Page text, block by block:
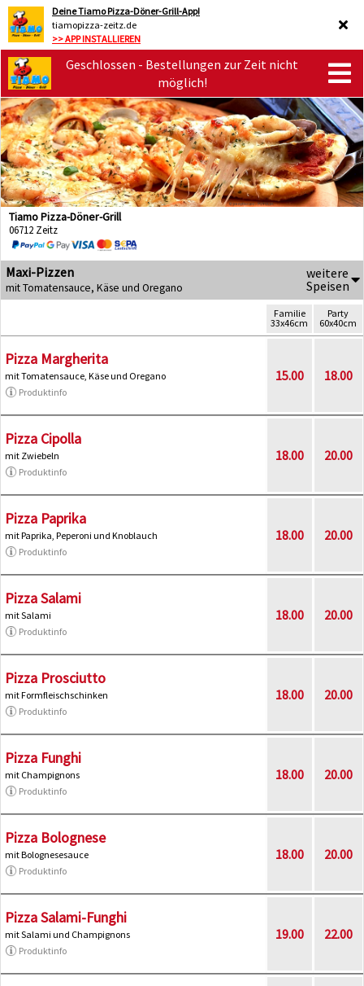
Deine Tiamo Pizza-Döner-Grill-App!
tiamopizza-zeitz.de
>> APP INSTALLIEREN
Geschlossen - Bestellungen zur Zeit nicht
möglich!
Tiamo Pizza-Döner-Grill
06712 Zeitz
Maxi-Pizzen
mit Tomatensauce, Käse und Oregano
weitere
Speisen
Familie
33x46cm
Party
60x40cm
Pizza Margherita
mit Tomatensauce, Käse und Oregano
Produktinfo
15.00 18.00
Pizza Cipolla
mit Zwiebeln
Produktinfo
18.00 20.00
Pizza Paprika
mit Paprika, Peperoni und Knoblauch
Produktinfo
18.00 20.00
Pizza Salami
mit Salami
Produktinfo
18.00 20.00
Pizza Prosciutto
mit Formfleischschinken
Produktinfo
18.00 20.00
Pizza Funghi
mit Champignons
Produktinfo
18.00 20.00
Pizza Bolognese
mit Bolognesesauce
Produktinfo
18.00 20.00
Pizza Salami-Funghi
mit Salami und Champignons
Produktinfo
19.00 22.00